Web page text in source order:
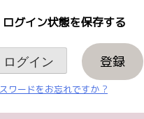
ログイン状態を保存する
登録
ワードをお忘れですか ?